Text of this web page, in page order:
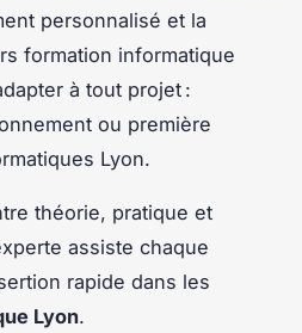
personnalisé et la
formation informatique
à tout projet :
ou première
Lyon.
théorie, pratique et
assiste chaque
rapide dans les
Lyon.